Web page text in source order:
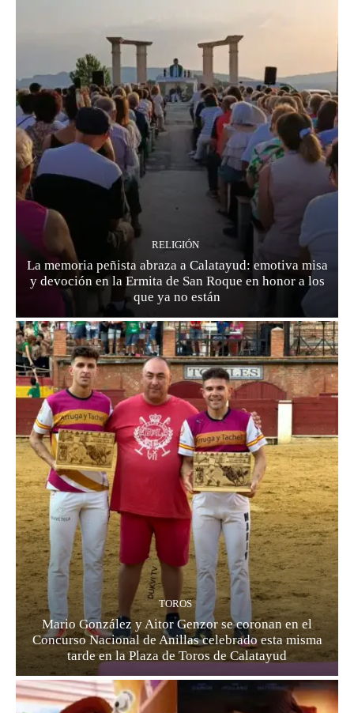
RELIGIÓN
La memoria peñista abraza a Calatayud: emotiva misa
y devoción en la Ermita de San Roque en honor a los
que ya no están
TOROS
Mario González y Aitor Genzor se coronan en el
Concurso Nacional de Anillas celebrado esta misma
tarde en la Plaza de Toros de Calatayud